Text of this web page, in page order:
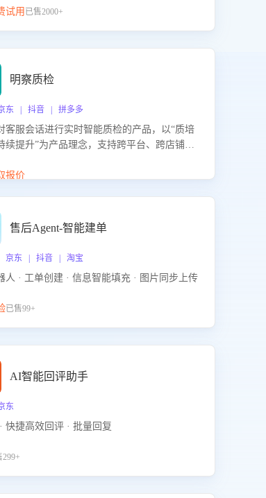
试用 已售2000+
明察质检
东 | 抖音 | 拼多多
客服会话进行实时智能质检的产品，以“质培
续提升”为产品理念，支持跨平台、跨店铺的
续提升客服团队的销服能力。
报价
售后Agent-智能建单
京东 | 抖音 | 淘宝
人 · 工单创建 · 信息智能填充 · 图片同步上传
已售99+
AI智能回评助手
东
快捷高效回评 · 批量回复
299+